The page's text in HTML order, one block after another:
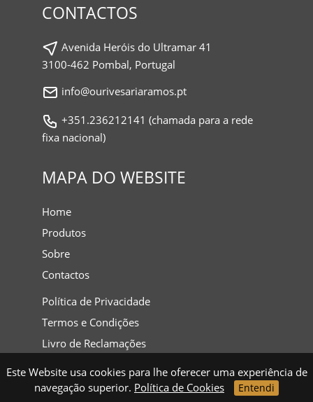
CONTACTOS
Avenida Heróis do Ultramar 41
3100-462 Pombal, Portugal
info@ourivesariaramos.pt
+351.236212141 (chamada para a rede
fixa nacional)
MAPA DO WEBSITE
Home
Produtos
Sobre
Contactos
Política de Privacidade
Termos e Condições
Livro de Reclamações
Este Website usa cookies para lhe oferecer uma experiência de
navegação superior. Política de Cookies Entendi